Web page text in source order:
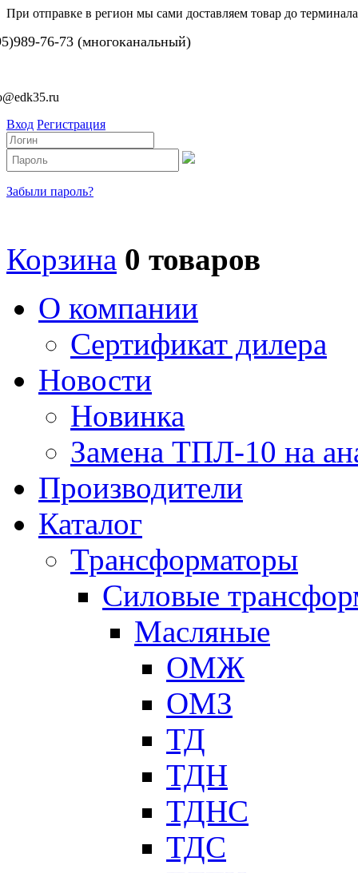
При отправке в регион мы сами доставляем товар до
76-73 (многоканальный)
Вход Регистрация
Забыли пароль?
Корзина 0 товаров
О компании
Сертификат дилера
Новости
Новинка
Замена ТПЛ-10 на
Производители
Каталог
Трансформаторы
Cиловые
Масляные
ОМЖ
ОМЗ
ТД
ТДН
ТДНС
ТДС